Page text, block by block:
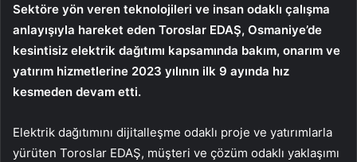
Sektöre yön veren teknolojileri ve insan odaklı çalışma
anlayışıyla hareket eden Toroslar EDAŞ, Osmaniye’de
kesintisiz elektrik dağıtımı kapsamında bakım, onarım ve
yatırım hizmetlerine 2023 yılının ilk 9 ayında hız
kesmeden devam etti.
Elektrik dağıtımını dijitalleşme odaklı proje ve yatırımlarla
yürüten Toroslar EDAŞ, müşteri ve çözüm odaklı yaklaşımı